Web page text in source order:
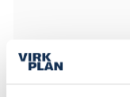
Andre nyheder